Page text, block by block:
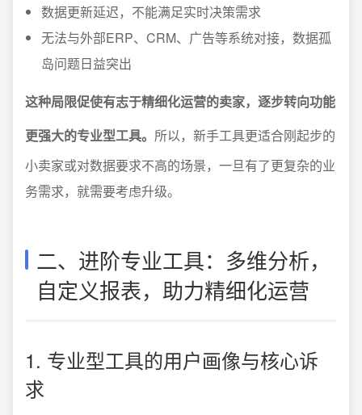
数据更新延迟，不能满足实时决策需求
无法与外部ERP、CRM、广告等系统对接，数据孤
岛问题日益突出
这种局限促使有志于精细化运营的卖家，逐步转向功能
更强大的专业型工具。 所以，新手工具更适合刚起步的
小卖家或对数据要求不高的场景，一旦有了更复杂的业
务需求，就需要考虑升级。
二、进阶专业工具：多维分析，
自定义报表，助力精细化运营
1. 专业型工具的用户画像与核心诉
求